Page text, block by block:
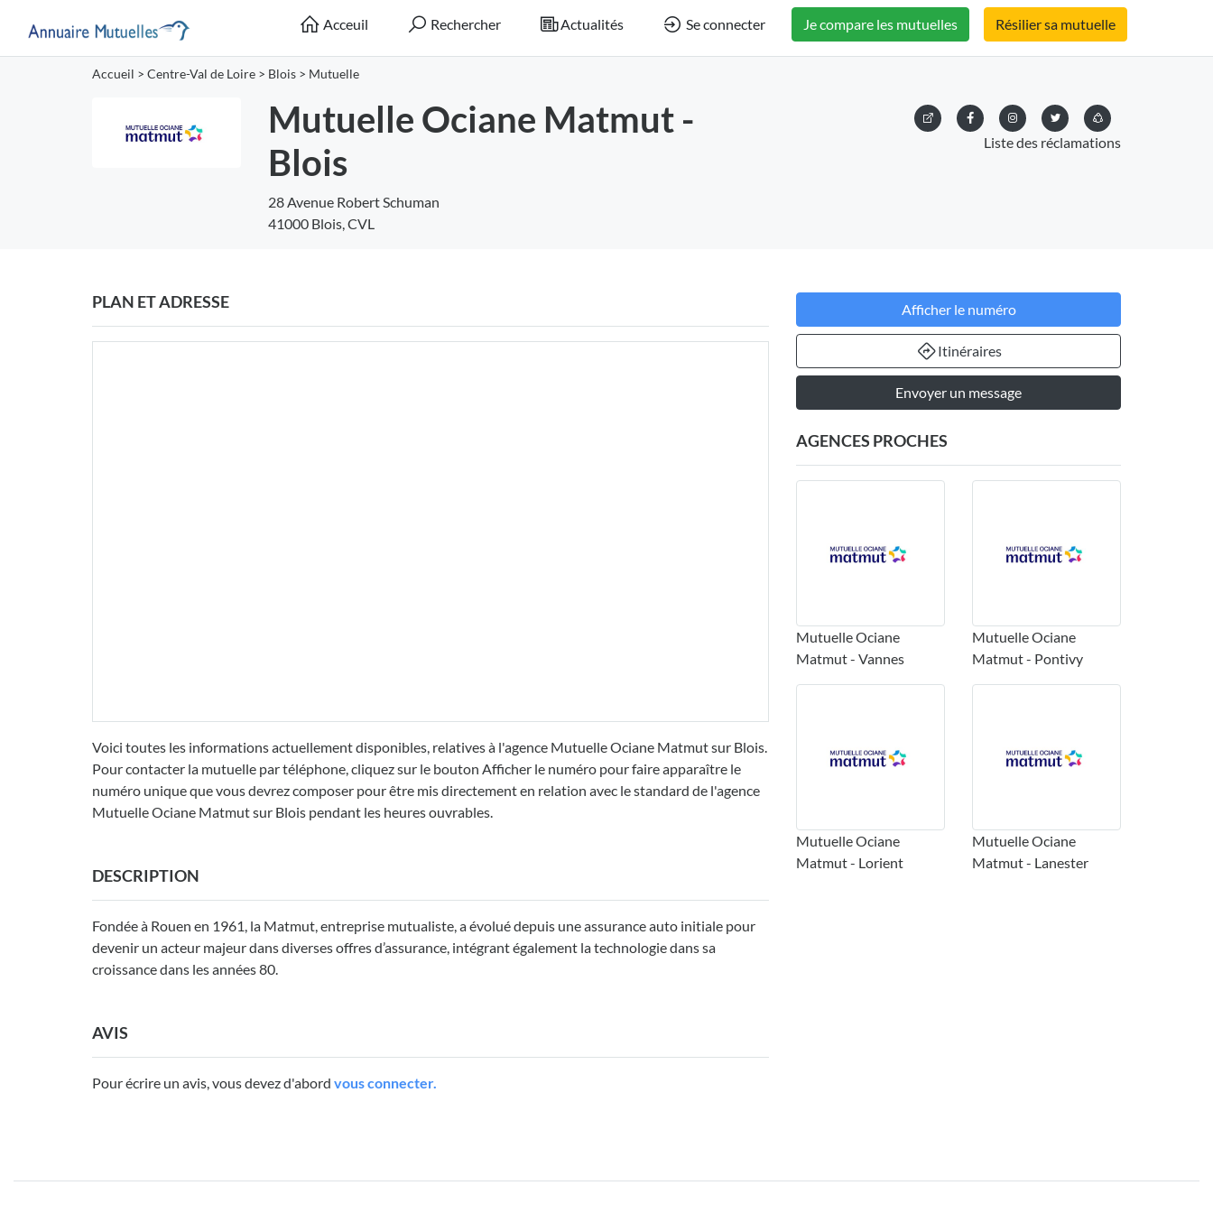
Acceuil Rechercher Actualités Se connecter Je compare les mutuelles Résilier sa mutuelle
Accueil > Centre-Val de Loire > Blois > Mutuelle
Mutuelle Ociane Matmut -
Blois
28 Avenue Robert Schuman
41000 Blois, CVL
Liste des réclamations
PLAN ET ADRESSE
Voici toutes les informations actuellement disponibles, relatives à l'agence Mutuelle Ociane Matmut sur Blois.
Pour contacter la mutuelle par téléphone, cliquez sur le bouton Afficher le numéro pour faire apparaître le
numéro unique que vous devrez composer pour être mis directement en relation avec le standard de l'agence
Mutuelle Ociane Matmut sur Blois pendant les heures ouvrables.
DESCRIPTION
Fondée à Rouen en 1961, la Matmut, entreprise mutualiste, a évolué depuis une assurance auto initiale pour
devenir un acteur majeur dans diverses offres d’assurance, intégrant également la technologie dans sa
croissance dans les années 80.
AVIS
Pour écrire un avis, vous devez d'abord vous connecter.
Afficher le numéro
Itinéraires
Envoyer un message
AGENCES PROCHES
Mutuelle Ociane
Matmut - Vannes
Mutuelle Ociane
Matmut - Pontivy
Mutuelle Ociane
Matmut - Lorient
Mutuelle Ociane
Matmut - Lanester